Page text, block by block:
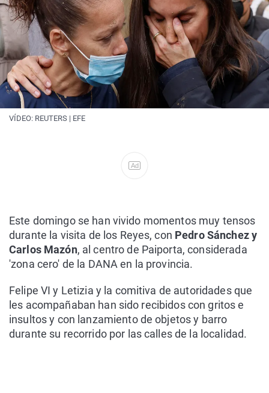
VÍDEO: REUTERS | EFE
Ad
Este domingo se han vivido momentos muy tensos
durante la visita de los Reyes, con Pedro Sánchez y
Carlos Mazón, al centro de Paiporta, considerada
'zona cero' de la DANA en la provincia.
Felipe VI y Letizia y la comitiva de autoridades que
les acompañaban han sido recibidos con gritos e
insultos y con lanzamiento de objetos y barro
durante su recorrido por las calles de la localidad.